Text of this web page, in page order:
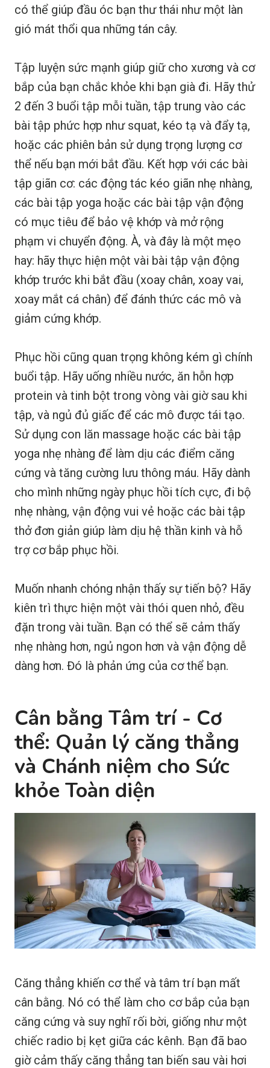
có thể giúp đầu óc bạn thư thái như một làn
gió mát thổi qua những tán cây.
Tập luyện sức mạnh giúp giữ cho xương và cơ
bắp của bạn chắc khỏe khi bạn già đi. Hãy thử
2 đến 3 buổi tập mỗi tuần, tập trung vào các
bài tập phức hợp như squat, kéo tạ và đẩy tạ,
hoặc các phiên bản sử dụng trọng lượng cơ
thể nếu bạn mới bắt đầu. Kết hợp với các bài
tập giãn cơ: các động tác kéo giãn nhẹ nhàng,
các bài tập yoga hoặc các bài tập vận động
có mục tiêu để bảo vệ khớp và mở rộng
phạm vi chuyển động. À, và đây là một mẹo
hay: hãy thực hiện một vài bài tập vận động
khớp trước khi bắt đầu (xoay chân, xoay vai,
xoay mắt cá chân) để đánh thức các mô và
giảm cứng khớp.
Phục hồi cũng quan trọng không kém gì chính
buổi tập. Hãy uống nhiều nước, ăn hỗn hợp
protein và tinh bột trong vòng vài giờ sau khi
tập, và ngủ đủ giấc để các mô được tái tạo.
Sử dụng con lăn massage hoặc các bài tập
yoga nhẹ nhàng để làm dịu các điểm căng
cứng và tăng cường lưu thông máu. Hãy dành
cho mình những ngày phục hồi tích cực, đi bộ
nhẹ nhàng, vận động vui vẻ hoặc các bài tập
thở đơn giản giúp làm dịu hệ thần kinh và hỗ
trợ cơ bắp phục hồi.
Muốn nhanh chóng nhận thấy sự tiến bộ? Hãy
kiên trì thực hiện một vài thói quen nhỏ, đều
đặn trong vài tuần. Bạn có thể sẽ cảm thấy
nhẹ nhàng hơn, ngủ ngon hơn và vận động dễ
dàng hơn. Đó là phản ứng của cơ thể bạn.
Cân bằng Tâm trí - Cơ
thể: Quản lý căng thẳng
và Chánh niệm cho Sức
khỏe Toàn diện
Căng thẳng khiến cơ thể và tâm trí bạn mất
cân bằng. Nó có thể làm cho cơ bắp của bạn
căng cứng và suy nghĩ rối bời, giống như một
chiếc radio bị kẹt giữa các kênh. Bạn đã bao
giờ cảm thấy căng thẳng tan biến sau vài hơi